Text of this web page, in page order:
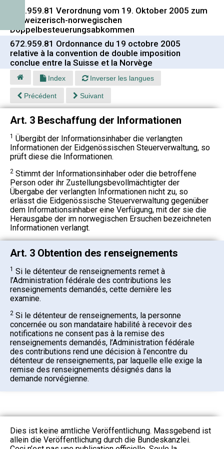
672.959.81 Verordnung vom 19. Oktober 2005 zum
schweizerisch-norwegischen
Doppelbesteuerungsabkommen
672.959.81 Ordonnance du 19 octobre 2005
relative à la convention de double imposition
conclue entre la Suisse et la Norvège
Index Inverser les langues
Précédent Suivant
Art. 3 Beschaffung der Informationen
1 Übergibt der Informationsinhaber die verlangten
Informationen der Eidgenössischen Steuerverwaltung, so
prüft diese die Informationen.
2 Stimmt der Informationsinhaber oder die betroffene
Person oder ihr Zustellungsbevollmächtigter der
Übergabe der verlangten Informationen nicht zu, so
erlässt die Eidgenössische Steuerverwaltung gegenüber
dem Informationsinhaber eine Verfügung, mit der sie die
Herausgabe der im norwegischen Ersuchen bezeichneten
Informationen verlangt.
Art. 3 Obtention des renseignements
1 Si le détenteur de renseignements remet à
l’Administration fédérale des contributions les
renseignements demandés, cette dernière les
examine.
2 Si le détenteur de renseignements, la personne
concernée ou son mandataire habilité à recevoir des
notifications ne consent pas à la remise des
renseignements demandés, l’Administration fédérale
des contributions rend une décision à l’encontre du
détenteur de renseignements, par laquelle elle exige la
remise des renseignements désignés dans la
demande norvégienne.
Dies ist keine amtliche Veröffentlichung. Massgebend ist
allein die Veröffentlichung durch die Bundeskanzlei.